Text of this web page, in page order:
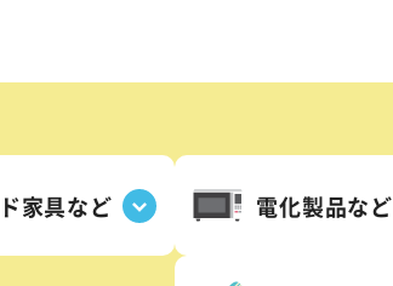
家具など 電化製品など